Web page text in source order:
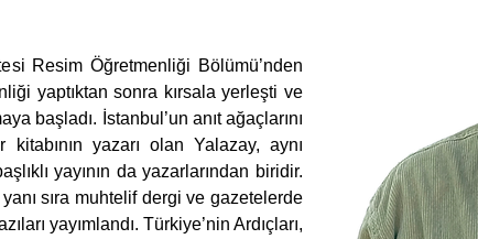
Resim Öğretmenliği Bölümü’nden
yaptıktan sonra kırsala yerleşti ve
başladı. İstanbul’un anıt ağaçlarını
yazarı olan Yalazay, aynı
yayının da yazarlarından biridir.
sıra muhtelif dergi ve gazetelerde
yayımlandı. Türkiye’nin Ardıçları,